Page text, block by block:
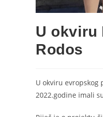
U okviru
Rodos
U okviru evropskog
2022.godine imali